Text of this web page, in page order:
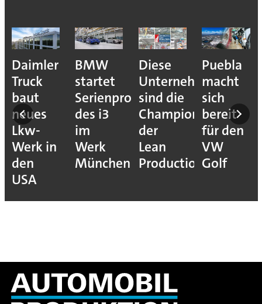
Daimler
Truck
baut
neues
Lkw-
Werk in
den
USA
BMW
startet
Serienproduktion
des i3
im
Werk
München
Diese
Unternehmen
sind die
Champions
der
Lean
Production
Puebla
macht
sich
bereit
für den
VW
Golf